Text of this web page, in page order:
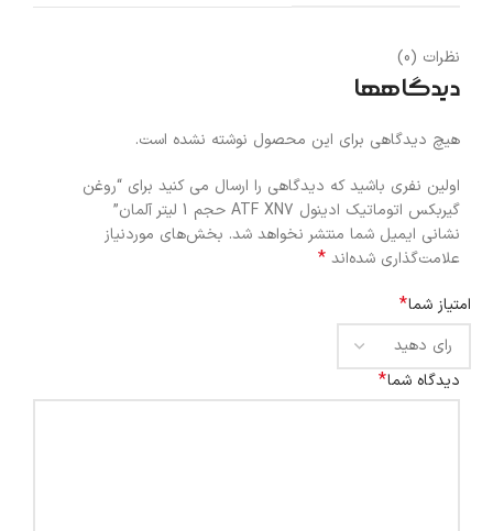
نظرات (0)
دیدگاهها
هیچ دیدگاهی برای این محصول نوشته نشده است.
اولین نفری باشید که دیدگاهی را ارسال می کنید برای “روغن
گیربکس اتوماتیک ادینول ATF XN7 حجم 1 لیتر آلمان”
نشانی ایمیل شما منتشر نخواهد شد. بخش‌های موردنیاز
علامت‌گذاری شده‌اند *
امتیاز شما*
دیدگاه شما*